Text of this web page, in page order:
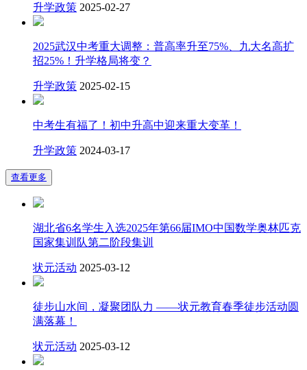
升学政策 2025-02-27
2025武汉中考重大调整：普高率升至75%、九大名高扩
招25%！升学格局将变？
升学政策 2025-02-15
中考生有福了！初中升高中迎来重大变革！
升学政策 2024-03-17
查看更多
湖北省6名学生入选2025年第66届IMO中国数学奥林匹克
国家集训队第二阶段集训
状元活动 2025-03-12
徒步山水间，凝聚团队力 ——状元教育春季徒步活动圆
满落幕！
状元活动 2025-03-12